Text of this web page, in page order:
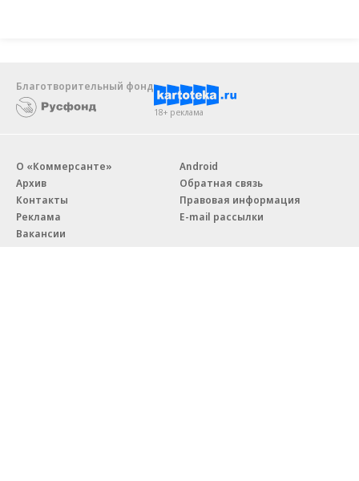
Благотворительный фонд
18+ реклама
О «Коммерсанте»
Архив
Контакты
Реклама
Вакансии
Android
Обратная связь
Правовая информация
E-mail рассылки